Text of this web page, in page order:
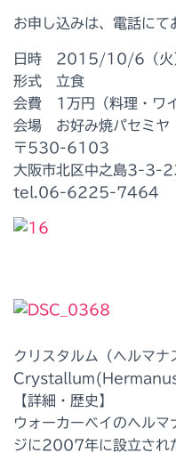
お申し込みは、電話にて
日時 2015/10/6（火
形式 立食
会費 1万円（料理・ワイ
会場 お好み焼パセミヤ
〒530-6103
大阪市北区中之島3-3-
tel.06-6225-7464
クリスタルム（ヘルマ
【詳細・歴史】
ウォーカーベイのヘルマ
ジに2007年に設立され